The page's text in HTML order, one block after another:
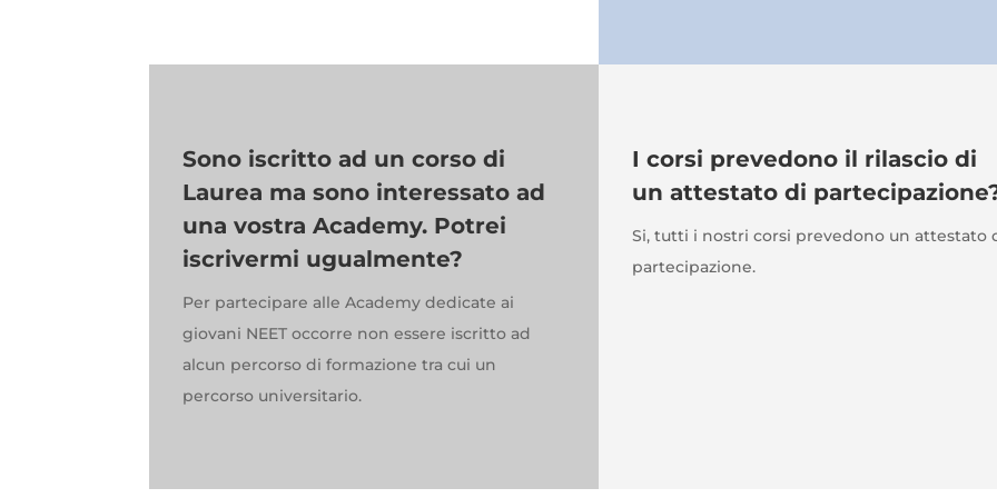
Sono iscritto ad un corso di
Laurea ma sono interessato ad
una vostra Academy. Potrei
iscrivermi ugualmente?
Per partecipare alle Academy dedicate ai
giovani NEET occorre non essere iscritto ad
alcun percorso di formazione tra cui un
percorso universitario.
I corsi prevedono il rilascio di
un attestato di
Si, tutti i nostri corsi prevedono un attestato
partecipazione.